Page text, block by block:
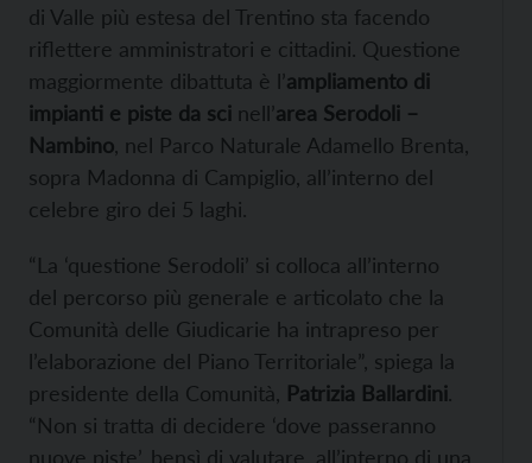
di Valle più estesa del Trentino sta facendo
riflettere amministratori e cittadini. Questione
maggiormente dibattuta è l’ampliamento di
impianti e piste da sci nell’area Serodoli –
Nambino , nel Parco Naturale Adamello Brenta,
sopra Madonna di Campiglio, all’interno del
celebre giro dei 5 laghi.
“La ‘questione Serodoli’ si colloca all’interno
del percorso più generale e articolato che la
Comunità delle Giudicarie ha intrapreso per
l’elaborazione del Piano Territoriale”, spiega la
presidente della Comunità, Patrizia Ballardini.
“Non si tratta di decidere ‘dove passeranno
nuove piste’, bensì di valutare, all’interno di una